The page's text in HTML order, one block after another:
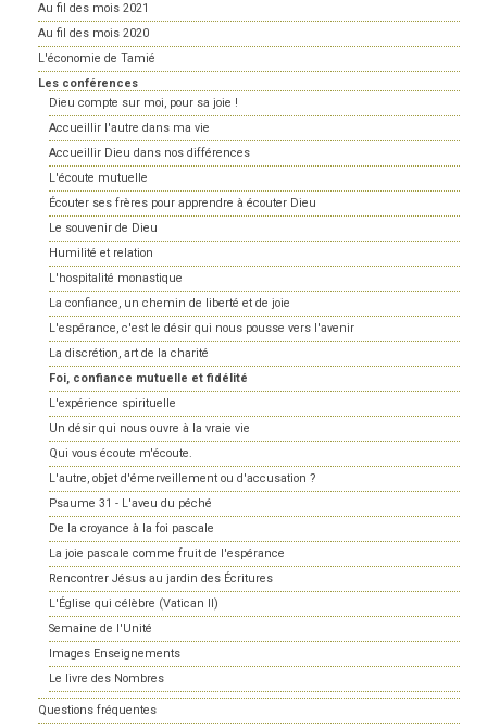
Au fil des mois 2021
Au fil des mois 2020
L'économie de Tamié
Les conférences
Dieu compte sur moi, pour sa joie !
Accueillir l'autre dans ma vie
Accueillir Dieu dans nos différences
L'écoute mutuelle
Écouter ses frères pour apprendre à écouter Dieu
Le souvenir de Dieu
Humilité et relation
L'hospitalité monastique
La confiance, un chemin de liberté et de joie
L'espérance, c'est le désir qui nous pousse vers l'avenir
La discrétion, art de la charité
Foi, confiance mutuelle et fidélité
L'expérience spirituelle
Un désir qui nous ouvre à la vraie vie
Qui vous écoute m'écoute.
L'autre, objet d'émerveillement ou d'accusation ?
Psaume 31 - L'aveu du péché
De la croyance à la foi pascale
La joie pascale comme fruit de l'espérance
Rencontrer Jésus au jardin des Écritures
L'Église qui célèbre (Vatican II)
Semaine de l'Unité
Images Enseignements
Le livre des Nombres
Questions fréquentes